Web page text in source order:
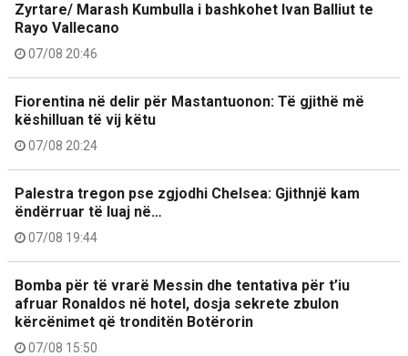
Zyrtare/ Marash Kumbulla i bashkohet Ivan Balliut te
Rayo Vallecano
07/08 20:46
Fiorentina në delir për Mastantuonon: Të gjithë më
këshilluan të vij këtu
07/08 20:24
Palestra tregon pse zgjodhi Chelsea: Gjithnjë kam
ëndërruar të luaj në…
07/08 19:44
Bomba për të vrarë Messin dhe tentativa për t’iu
afruar Ronaldos në hotel, dosja sekrete zbulon
kërcënimet që tronditën Botërorin
07/08 15:50